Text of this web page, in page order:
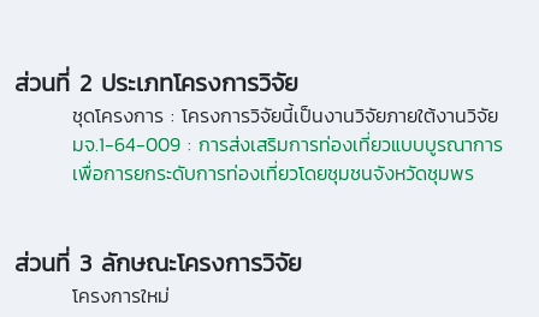
ส่วนที่ 2 ประเภทโครงการวิจัย
ชุดโครงการ : โครงการวิจัยนี้เป็นงานวิจัยภายใต้งานวิจัย
มจ.1-64-009 : การส่งเสริมการท่องเที่ยวแบบบูรณาการ
เพื่อการยกระดับการท่องเที่ยวโดยชุมชนจังหวัดชุมพร
ส่วนที่ 3 ลักษณะโครงการวิจัย
โครงการใหม่